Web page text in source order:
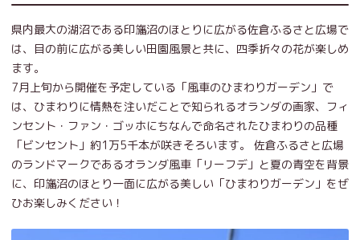
県内最大の湖沼である印旛沼のほとりに広がる佐倉ふるさと広場で
は、目の前に広がる美しい田園風景と共に、四季折々の花が楽しめ
ます。
7月上旬から開催を予定している「風車のひまわりガーデン」で
は、ひまわりに情熱を注いだことで知られるオランダの画家、フィ
ンセント・ファン・ゴッホにちなんで命名されたひまわりの品種
「ビンセント」約1万5千本が咲きそろいます。 佐倉ふるさと広場
のランドマークであるオランダ風車「リーフデ」と夏の青空を背景
に、印旛沼のほとり一面に広がる美しい「ひまわりガーデン」をぜ
ひお楽しみください！